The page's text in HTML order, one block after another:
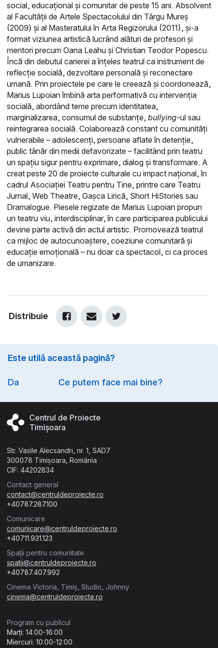
social, educațional și comunitar de peste 15 ani. Absolvent
al Facultății de Artele Spectacolului din Târgu Mureș
(2009) și al Masteratului în Arta Regizorului (2011), și-a
format viziunea artistică lucrând alături de profesori și
mentori precum Oana Leahu și Christian Teodor Popescu.
Încă din debutul carierei a înțeles teatrul ca instrument de
reflecție socială, dezvoltare personală și reconectare
umană. Prin proiectele pe care le creează și coordonează,
Marius Lupoian îmbină arta performativă cu intervenția
socială, abordând teme precum identitatea,
marginalizarea, consumul de substanțe, bullying-ul sau
reintegrarea socială. Colaborează constant cu comunități
vulnerabile – adolescenți, persoane aflate în detenție,
public tânăr din medii defavorizate – facilitând prin teatru
un spațiu sigur pentru exprimare, dialog și transformare. A
creat peste 20 de proiecte culturale cu impact național, în
cadrul Asociației Teatru pentru Tine, printre care Teatru
Jurnal, Web Theatre, Gașca Lirică, Short HiStories sau
Dramalogue. Piesele regizate de Marius Lupoian propun
un teatru viu, interdisciplinar, în care participarea publicului
devine parte activă din actul artistic. Promovează teatrul
ca mijloc de autocunoaștere, coeziune comunitară și
educație emoțională – nu doar ca spectacol, ci ca proces
de umanizare.
Distribuie
Este utilă această pagină?
Option
Da Ce putem face mai bine?
Centrul de Proiecte
Timișoara
Str. Vasile Alecsandri, nr. 1, SAD7
300078 Timișoara, România
CIF: 44202834
Contact general
contact@centruldeproiecte.ro
+40787.287.100
Comunicare
comunicare@centruldeproiecte.ro
+40711.931.123
Spații pentru comunitate
spatii@centruldeproiecte.ro
+40787.407.992
Cinema Victoria, Timiș, Studio, Johnny
cinema@centruldeproiecte.ro
Program cu publicul
Marți: 14:00-16:00
Miercuri: 10:00-12:00